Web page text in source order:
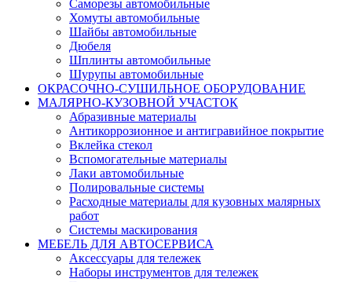
Саморезы автомобильные
Хомуты автомобильные
Шайбы автомобильные
Дюбеля
Шплинты автомобильные
Шурупы автомобильные
ОКРАСОЧНО-СУШИЛЬНОЕ ОБОРУДОВАНИЕ
МАЛЯРНО-КУЗОВНОЙ УЧАСТОК
Абразивные материалы
Антикоррозионное и антигравийное покрытие
Вклейка стекол
Вспомогательные материалы
Лаки автомобильные
Полировальные системы
Расходные материалы для кузовных малярных
работ
Системы маскирования
МЕБЕЛЬ ДЛЯ АВТОСЕРВИСА
Аксессуары для тележек
Наборы инструментов для тележек